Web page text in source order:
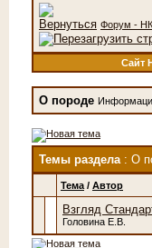
Форум -
Сайт
О породе
Темы раздела: О
Тема / Автор
Взгляд
Головина Е.В.